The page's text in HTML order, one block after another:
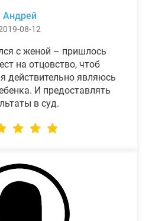
Андрей
08-12
с женой – пришлось
на отцовство, чтоб
действительно являюсь
И предоставлять
в суд.